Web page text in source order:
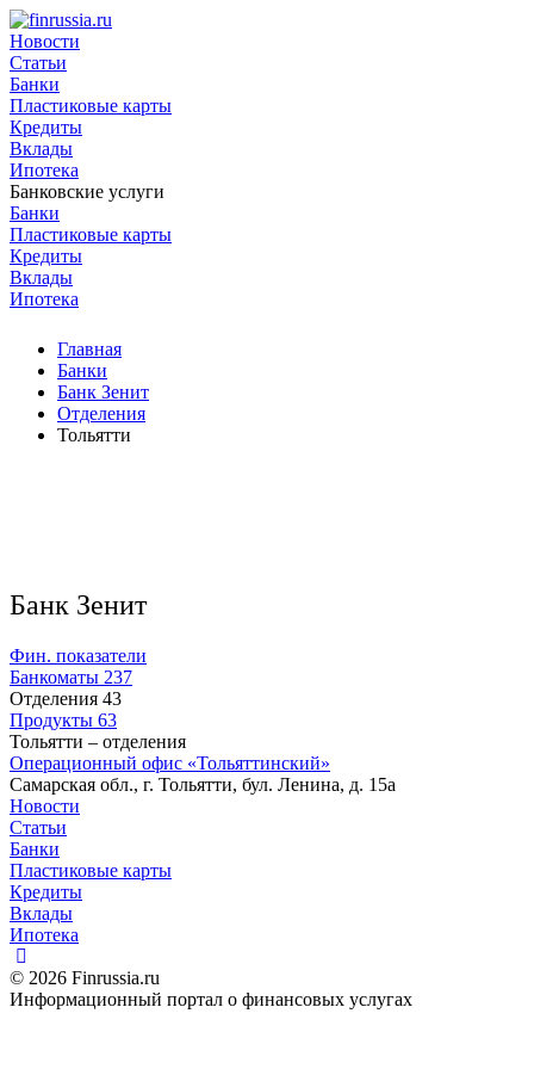
Новости
Статьи
Банки
Пластиковые карты
Кредиты
Вклады
Ипотека
Банковские услуги
Банки
Пластиковые карты
Кредиты
Вклады
Ипотека
Главная
Банки
Банк Зенит
Отделения
Тольятти
Банк Зенит
Фин. показатели
Банкоматы 237
Отделения 43
Продукты 63
Тольятти – отделения
Операционный офис «Тольяттинский»
Самарская обл., г. Тольятти, бул. Ленина, д. 15а
Новости
Статьи
Банки
Пластиковые карты
Кредиты
Вклады
Ипотека
© 2026 Finrussia.ru
Информационный портал о финансовых услугах